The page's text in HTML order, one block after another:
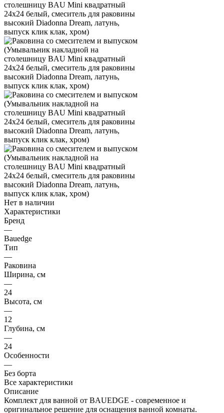
Нет в наличии
Характеристики
Бренд
—
Bauedge
Тип
—
Раковина
Ширина, см
—
24
Высота, см
—
12
Глубина, см
—
24
Особенности
—
Без борта
Все характеристики
Описание
Комплект для ванной от BAUEDGE - современное и
оригинальное решение для оснащения ванной комнаты.